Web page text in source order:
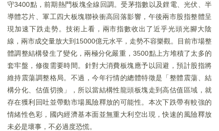
守3400點，前期熱門板塊全線回調。受茅指數以及鋰電、光伏、半
導體芯片、軍工四大板塊聯袂衝高回落影響，午後兩市股指整體呈
現加速下跌走勢。技術上看，兩市指數收出了近乎光頭光腳大陰
線，兩市成交量放大到15000億元水平，走勢不容樂觀。目前市場整
體調整結構發生了變化，兩極分化嚴重，3500點上方堆積了太多的
套牢盤，修復需要時間。針對大消費板塊應予以回避，預計股指將
維持震蕩調整格局。不過，今年行情的總體特徵是「整體震蕩、結
構分化、估值切換」，所以當結構性龍頭板塊走到高估值區域，就
存在獲利回吐並帶動市場風險釋放的可能性。本次下跌帶有較強的
情緒性色彩，國内經濟基本面並無重大利空出現，快速的風險釋放
未必是壞事，不必過度恐慌。